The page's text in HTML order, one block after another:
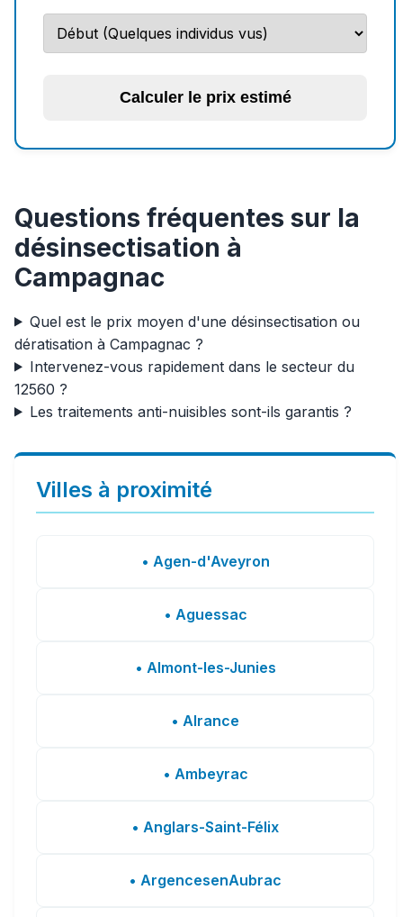
Calculer le prix estimé
Questions fréquentes sur la
désinsectisation à
Campagnac
Quel est le prix moyen d'une désinsectisation ou
dératisation à Campagnac ?
Intervenez-vous rapidement dans le secteur du
12560 ?
Les traitements anti-nuisibles sont-ils garantis ?
Villes à proximité
• Agen-d'Aveyron
• Aguessac
• Almont-les-Junies
• Alrance
• Ambeyrac
• Anglars-Saint-Félix
• ArgencesenAubrac